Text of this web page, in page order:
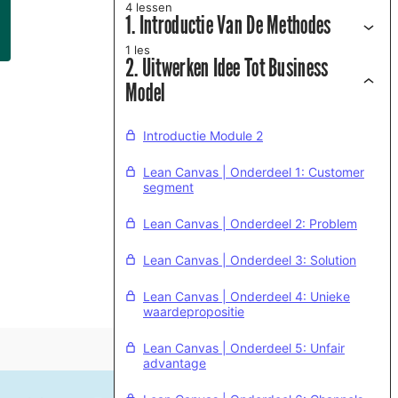
4 lessen
1. Introductie Van De Methodes
1 les
2. Uitwerken Idee Tot Business
Model
Introductie Module 2
Lean Canvas | Onderdeel 1: Customer
segment
Lean Canvas | Onderdeel 2: Problem
Lean Canvas | Onderdeel 3: Solution
Lean Canvas | Onderdeel 4: Unieke
waardepropositie
Lean Canvas | Onderdeel 5: Unfair
advantage